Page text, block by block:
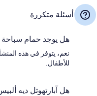
أسئلة متكررة
هل يوجد حمام سباحة
نعم، يتوفر في هذه
للأطفال.
هل آبارتهوتل ديه